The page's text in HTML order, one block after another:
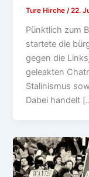
Ture Hirche/22.
Pünktlich zum
startete die
gegen die
geleakten
Stalinismus
Dabei handelt